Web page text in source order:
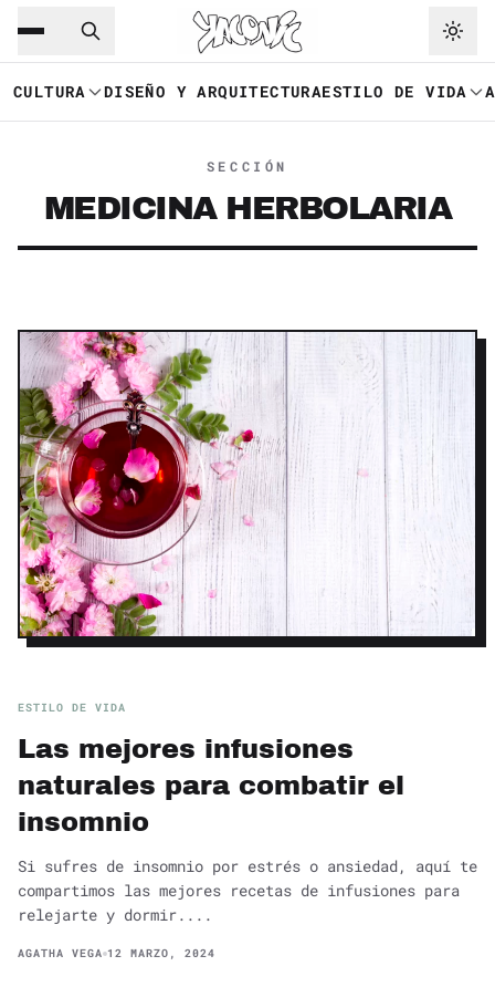
Saltar al contenido principal
CULTURA DISEÑO Y ARQUITECTURAESTILO DE VIDA
SECCIÓN
MEDICINA HERBOLARIA
ESTILO DE VIDA
Las mejores infusiones
naturales para combatir el
insomnio
Si sufres de insomnio por estrés o ansiedad, aquí te
compartimos las mejores recetas de infusiones para
relejarte y dormir....
AGATHA VEGA 12 MARZO, 2024